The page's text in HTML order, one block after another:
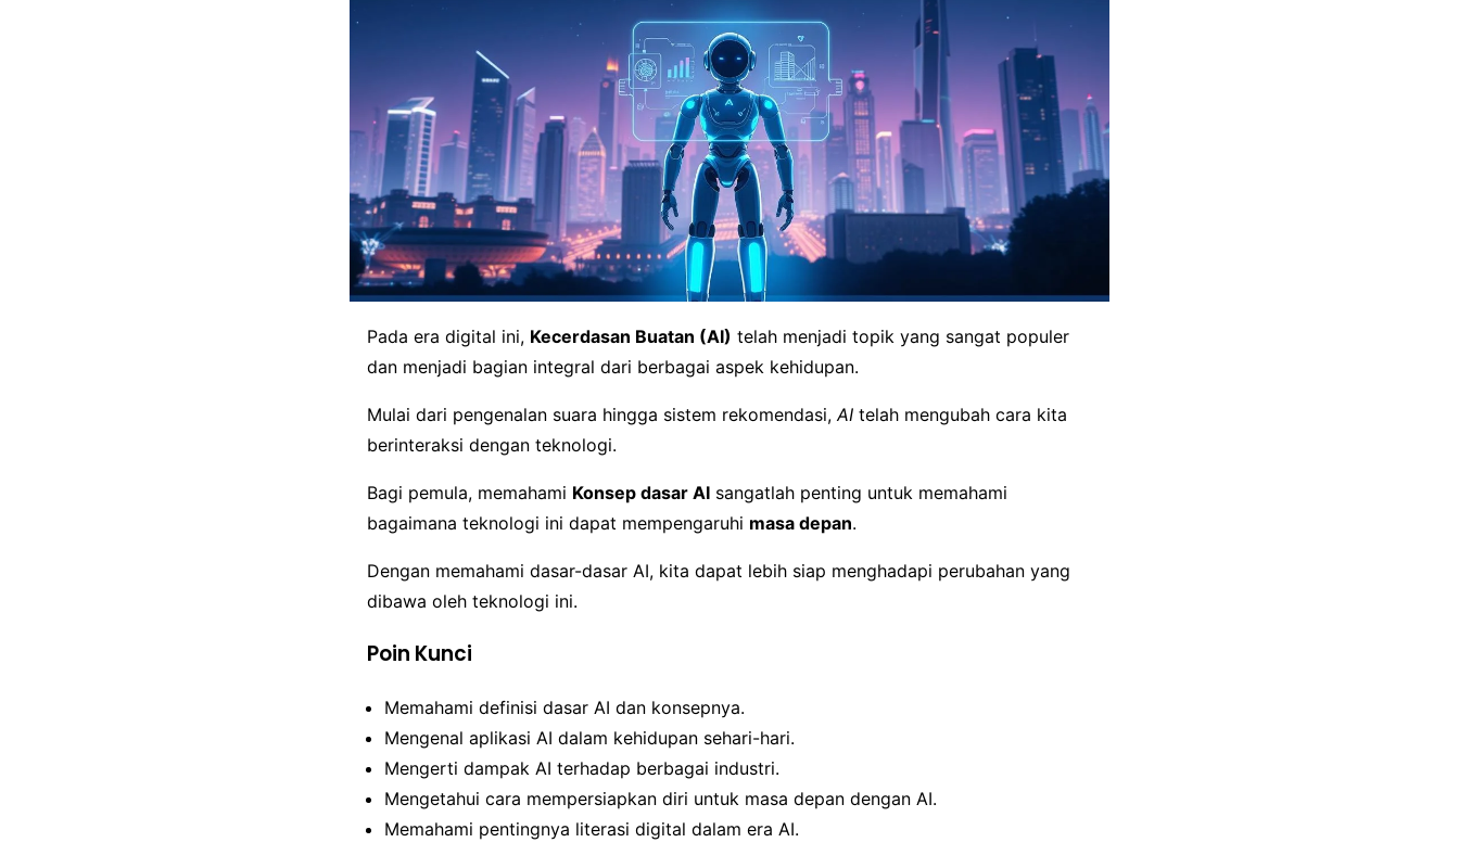
Pada era digital ini, Kecerdasan Buatan (AI) telah menjadi topik yang sangat populer
dan menjadi bagian integral dari berbagai aspek kehidupan.
Mulai dari pengenalan suara hingga sistem rekomendasi,AI telah mengubah cara kita
berinteraksi dengan teknologi.
Bagi pemula, memahami Konsep dasar AI sangatlah penting untuk memahami
bagaimana teknologi ini dapat mempengaruhi masa depan.
Dengan memahami dasar-dasar AI, kita dapat lebih siap menghadapi perubahan yang
dibawa oleh teknologi ini.
Poin Kunci
Memahami definisi dasar AI dan konsepnya.
Mengenal aplikasi AI dalam kehidupan sehari-hari.
Mengerti dampak AI terhadap berbagai industri.
Mengetahui cara mempersiapkan diri untuk masa depan dengan AI.
Memahami pentingnya literasi digital dalam era AI.